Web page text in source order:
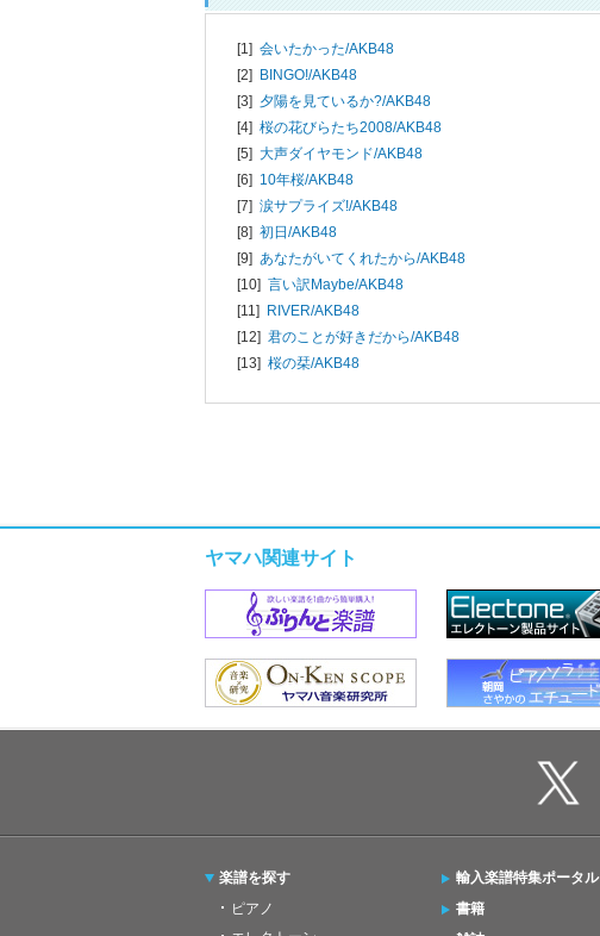
[1] 会いたかった/AKB48
[2] BINGO!/AKB48
[3] 夕陽を見ているか?/AKB48
[4] 桜の花びらたち2008/AKB48
[5] 大声ダイヤモンド/AKB48
[6] 10年桜/AKB48
[7] 涙サプライズ!/AKB48
[8] 初日/AKB48
[9] あなたがいてくれたから/AKB48
[10] 言い訳Maybe/AKB48
[11] RIVER/AKB48
[12] 君のことが好きだから/AKB48
[13] 桜の栞/AKB48
ヤマハ関連サイト
楽譜を探す
ピアノ
輸入楽譜特集ポータル
書籍